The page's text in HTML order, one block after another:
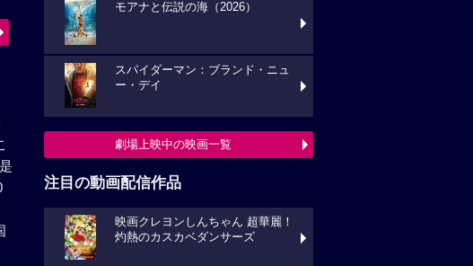
モアナと伝説の海（2026）
スパイダーマン：ブランド・ニュ
ー・デイ
劇場上映中の映画一覧
注目の動画配信作品
映画クレヨンしんちゃん 超華麗！
灼熱のカスカベダンサーズ